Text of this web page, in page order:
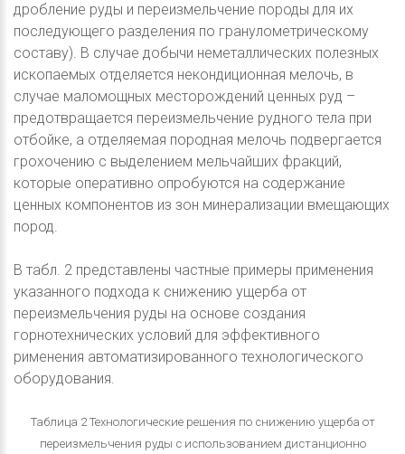
дробление руды и переизмельчение породы для их
последующего разделения по гранулометрическому
составу). В случае добычи неметаллических полезных
ископаемых отделяется некондиционная мелочь, в
случае маломощных месторождений ценных руд –
предотвращается переизмельчение рудного тела при
отбойке, а отделяемая породная мелочь подвергается
грохочению с выделением мельчайших фракций,
которые оперативно опробуются на содержание
ценных компонентов из зон минерализации вмещающих
пород.
В табл. 2 представлены частные примеры применения
указанного подхода к снижению ущерба от
переизмельчения руды на основе создания
горнотехнических условий для эффективного
рименения автоматизированного технологического
оборудования.
Таблица 2 Технологические решения по снижению ущерба от
переизмельчения руды с использованием дистанционно